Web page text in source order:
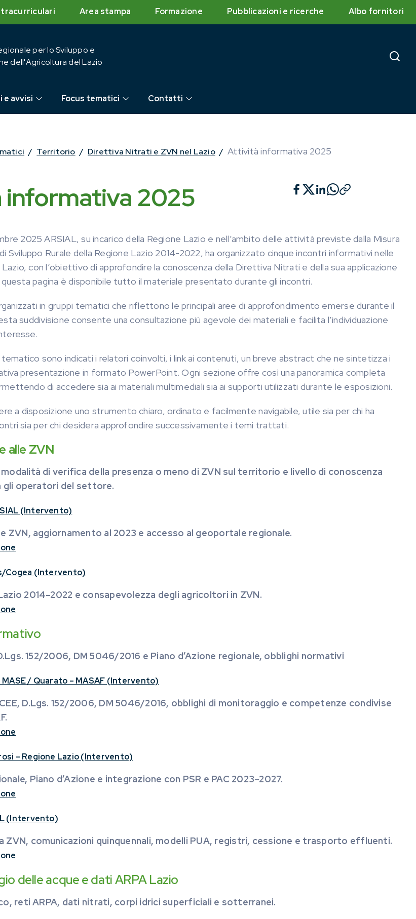
Area stampa Formazione Pubblicazioni e ricerche Albo fornitori
per lo Sviluppo e
dell'Agricoltura del Lazio
e avvisi Focus tematici Contatti
/ Territorio / Direttiva Nitrati e ZVN nel Lazio / Attività informativa 2025
2025
2025 ARSIAL, su incarico della Regione Lazio e nell’ambito delle attività previste dalla Misura
Sviluppo Rurale della Regione Lazio 2014-2022, ha organizzato cinque incontri informativi nelle
con l’obiettivo di approfondire la conoscenza della Direttiva Nitrati e della sua applicazione
questa pagina è disponibile tutto il materiale presentato durante gli incontri.
in gruppi tematici che riflettono le principali aree di approfondimento emerse durante il
suddivisione consente una consultazione più agevole dei materiali e facilita l’individuazione
tematico sono indicati i relatori coinvolti, i link ai contenuti, un breve abstract che ne sintetizza i
presentazione in formato PowerPoint. Ogni sezione offre così una panoramica completa
di accedere sia ai materiali multimediali sia ai supporti utilizzati durante le esposizioni.
a disposizione uno strumento chiaro, ordinato e facilmente navigabile, utile sia per chi ha
sia per chi desidera approfondire successivamente i temi trattati.
alle ZVN
di verifica della presenza o meno di ZVN sul territorio e livello di conoscenza
gli operatori del settore.
(Intervento)
ZVN, aggiornamento al 2023 e accesso al geoportale regionale.
Cogea (Intervento)
2014–2022 e consapevolezza degli agricoltori in ZVN.
152/2006, DM 5046/2016 e Piano d’Azione regionale, obblighi normativi
MASE / Quarato – MASAF (Intervento)
D.Lgs. 152/2006, DM 5046/2016, obblighi di monitoraggio e competenze condivise
– Regione Lazio (Intervento)
Piano d’Azione e integrazione con PSR e PAC 2023–2027.
(Intervento)
ZVN, comunicazioni quinquennali, modelli PUA, registri, cessione e trasporto effluenti.
delle acque e dati ARPA Lazio
reti ARPA, dati nitrati, corpi idrici superficiali e sotterranei.